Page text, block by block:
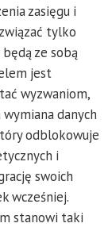
zasięgu i
tylko
ze sobą
jest
wyzwaniom,
danych
odblokowuje
i
swoich
wcześniej.
stanowi taki